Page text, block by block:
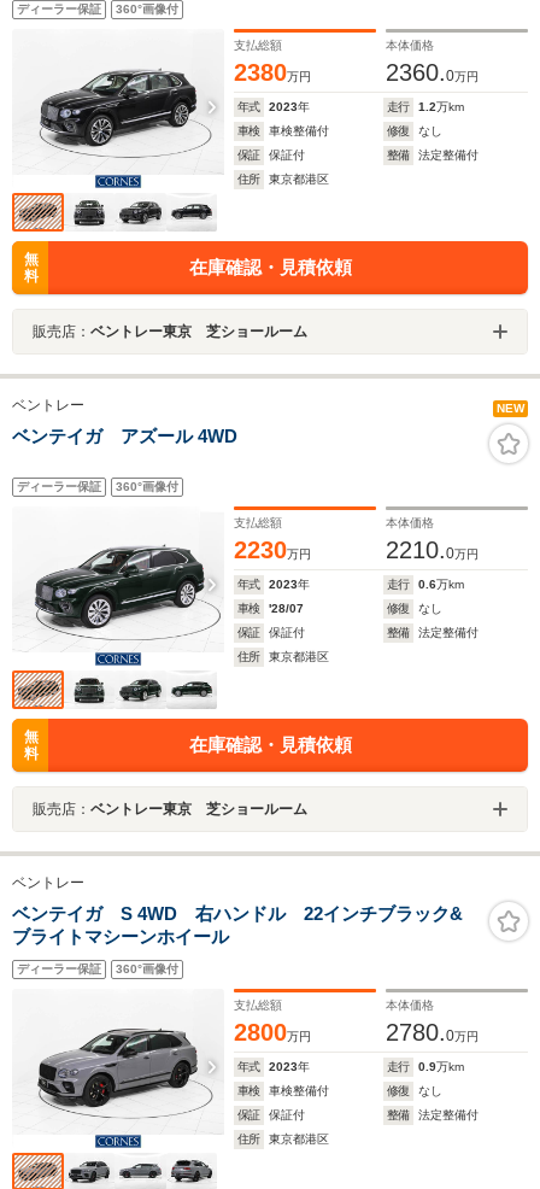
ディーラー保証 360°画像付
支払総額
2380万円
本体価格
2360.0万円
年式 2023年 走行 1.2万km
車検
車検整備付 修復
なし
保証
保証付 整備
法定整備付
住所
東京都港区
無
料
在庫確認・見積依頼
販売店： ベントレー東京 芝ショールーム
ベントレー NEW
ベンテイガ アズール 4WD
ディーラー保証 360°画像付
支払総額
2230万円
本体価格
2210.0万円
年式 2023年 走行 0.6万km
車検
'28/07 修復
なし
保証
保証付 整備
法定整備付
住所
東京都港区
無
料
在庫確認・見積依頼
販売店： ベントレー東京 芝ショールーム
ベントレー
ベンテイガ S 4WD 右ハンドル 22インチブラック&
ブライトマシーンホイール
ディーラー保証 360°画像付
支払総額
2800万円
本体価格
2780.0万円
年式 2023年 走行 0.9万km
車検
車検整備付 修復
なし
保証
保証付 整備
法定整備付
住所
東京都港区